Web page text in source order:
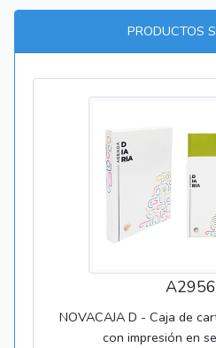
PRODUCTOS
NOVACAJA D - Caja de
con impresión en